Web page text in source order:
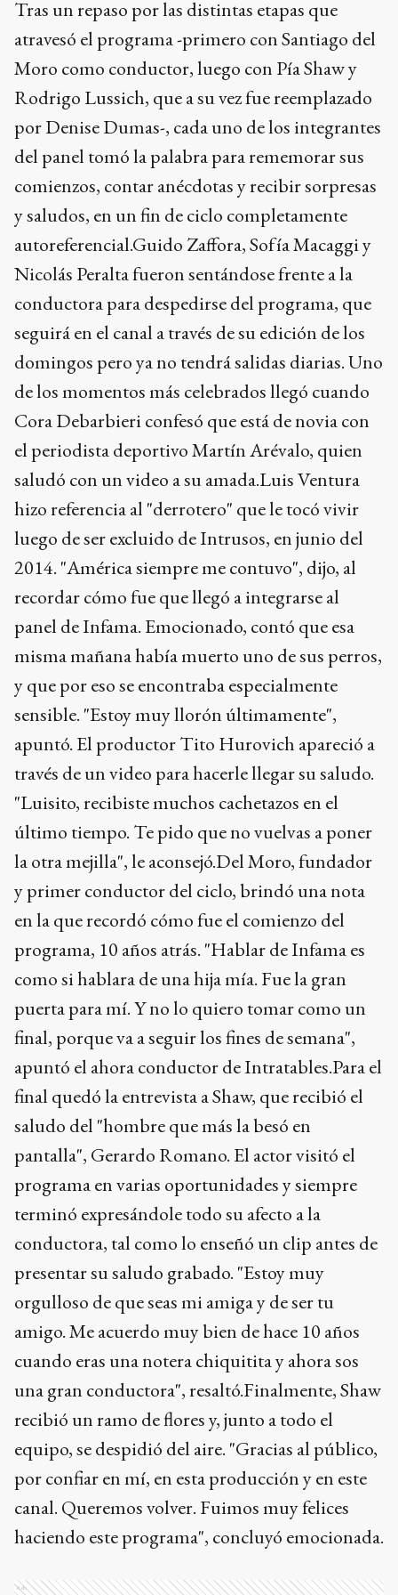
Tras un repaso por las distintas etapas que
atravesó el programa -primero con Santiago del
Moro como conductor, luego con Pía Shaw y
Rodrigo Lussich, que a su vez fue reemplazado
por Denise Dumas-, cada uno de los integrantes
del panel tomó la palabra para rememorar sus
comienzos, contar anécdotas y recibir sorpresas
y saludos, en un fin de ciclo completamente
autoreferencial.Guido Zaffora, Sofía Macaggi y
Nicolás Peralta fueron sentándose frente a la
conductora para despedirse del programa, que
seguirá en el canal a través de su edición de los
domingos pero ya no tendrá salidas diarias. Uno
de los momentos más celebrados llegó cuando
Cora Debarbieri confesó que está de novia con
el periodista deportivo Martín Arévalo, quien
saludó con un video a su amada.Luis Ventura
hizo referencia al "derrotero" que le tocó vivir
luego de ser excluido de Intrusos, en junio del
2014. "América siempre me contuvo", dijo, al
recordar cómo fue que llegó a integrarse al
panel de Infama. Emocionado, contó que esa
misma mañana había muerto uno de sus perros,
y que por eso se encontraba especialmente
sensible. "Estoy muy llorón últimamente",
apuntó. El productor Tito Hurovich apareció a
través de un video para hacerle llegar su saludo.
"Luisito, recibiste muchos cachetazos en el
último tiempo. Te pido que no vuelvas a poner
la otra mejilla", le aconsejó.Del Moro, fundador
y primer conductor del ciclo, brindó una nota
en la que recordó cómo fue el comienzo del
programa, 10 años atrás. "Hablar de Infama es
como si hablara de una hija mía. Fue la gran
puerta para mí. Y no lo quiero tomar como un
final, porque va a seguir los fines de semana",
apuntó el ahora conductor de Intratables.Para el
final quedó la entrevista a Shaw, que recibió el
saludo del "hombre que más la besó en
pantalla", Gerardo Romano. El actor visitó el
programa en varias oportunidades y siempre
terminó expresándole todo su afecto a la
conductora, tal como lo enseñó un clip antes de
presentar su saludo grabado. "Estoy muy
orgulloso de que seas mi amiga y de ser tu
amigo. Me acuerdo muy bien de hace 10 años
cuando eras una notera chiquitita y ahora sos
una gran conductora", resaltó.Finalmente, Shaw
recibió un ramo de flores y, junto a todo el
equipo, se despidió del aire. "Gracias al público,
por confiar en mí, en esta producción y en este
canal. Queremos volver. Fuimos muy felices
haciendo este programa", concluyó emocionada.
Ads